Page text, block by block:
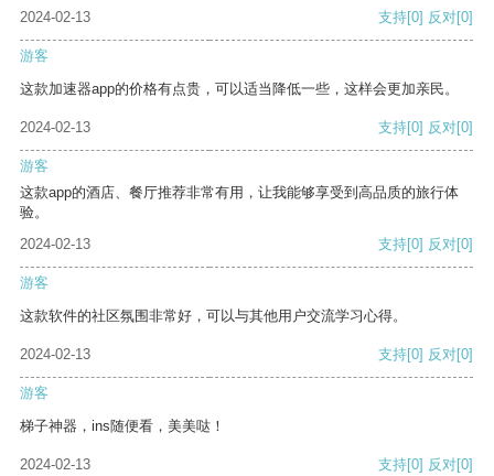
2024-02-13 支持[0] 反对[0]
游客
这款加速器app的价格有点贵，可以适当降低一些，这样会更加亲民。
2024-02-13 支持[0] 反对[0]
游客
这款app的酒店、餐厅推荐非常有用，让我能够享受到高品质的旅行体
验。
2024-02-13
支持[0] 反对[0]
游客
这款软件的社区氛围非常好，可以与其他用户交流学习心得。
2024-02-13 支持[0] 反对[0]
游客
梯子神器，ins随便看，美美哒！
2024-02-13 支持[0] 反对[0]